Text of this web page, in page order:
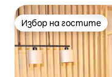
Избор на гостите
Избор на гостите